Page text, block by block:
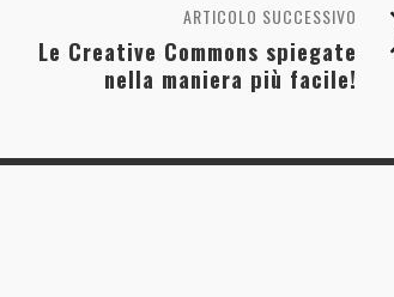
ARTICOLO SUCCESSIVO
Le Creative Commons spiegate
nella maniera più facile!